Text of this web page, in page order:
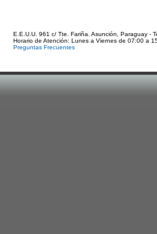
E.E.U.U. 961 c/ Tte. Fariña. Asunción, Paraguay -
Horario de Atención: Lunes a Viernes de 07:00 a
Preguntas Frecuentes